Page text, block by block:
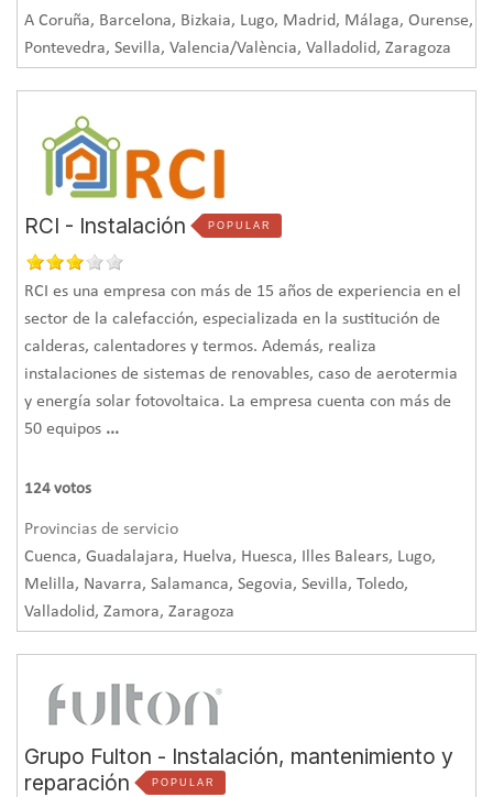
A Coruña, Barcelona, Bizkaia, Lugo, Madrid, Málaga, Ourense,
Pontevedra, Sevilla, Valencia/València, Valladolid, Zaragoza
RCI - Instalación POPULAR
RCI es una empresa con más de 15 años de experiencia en el
sector de la calefacción, especializada en la sustitución de
calderas, calentadores y termos. Además, realiza
instalaciones de sistemas de renovables, caso de aerotermia
y energía solar fotovoltaica. La empresa cuenta con más de
50 equipos ...
124 votos
Provincias de servicio
Cuenca, Guadalajara, Huelva, Huesca, Illes Balears, Lugo,
Melilla, Navarra, Salamanca, Segovia, Sevilla, Toledo,
Valladolid, Zamora, Zaragoza
Grupo Fulton - Instalación, mantenimiento y
reparación
POPULAR